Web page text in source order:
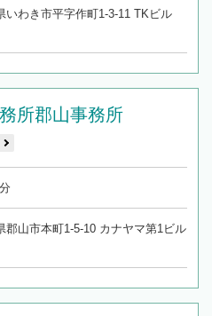
いわき市平字作町1-3-11 TKビル
所郡山事務所
郡山市本町1-5-10 カナヤマ第1ビル